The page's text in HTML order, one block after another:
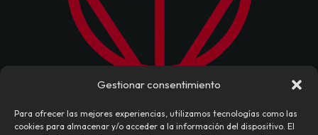
Gestionar consentimiento
Para ofrecer las mejores experiencias, utilizamos tecnologías como las
cookies para almacenar y/o acceder a la información del dispositivo. El